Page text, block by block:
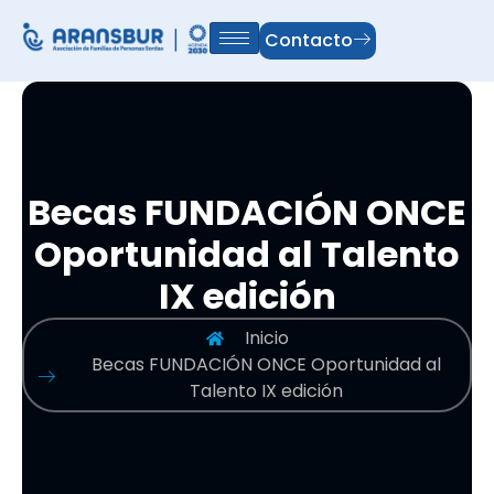
Contacto
Becas FUNDACIÓN ONCE
Oportunidad al Talento
IX edición
Inicio
Becas FUNDACIÓN ONCE Oportunidad al
Talento IX edición